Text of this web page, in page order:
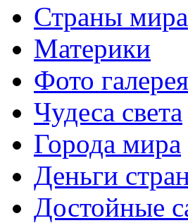
Страны мира
Материки
Фото
Чудеса света
Города мира
Деньги
Достойные